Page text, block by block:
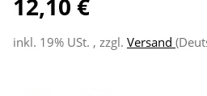
12,10 €
inkl. 19% USt. , zzgl. Versand